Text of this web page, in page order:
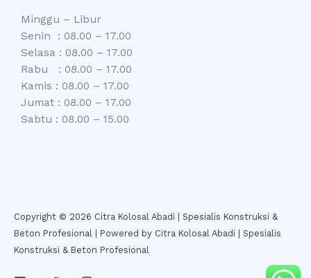
Minggu – Libur
Senin : 08.00 – 17.00
Selasa : 08.00 – 17.00
Rabu : 08.00 – 17.00
Kamis : 08.00 – 17.00
Jumat : 08.00 – 17.00
Sabtu : 08.00 – 15.00
Copyright © 2026 Citra Kolosal Abadi | Spesialis Konstruksi &
Beton Profesional | Powered by Citra Kolosal Abadi | Spesialis
Konstruksi & Beton Profesional